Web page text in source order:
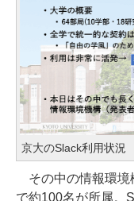
京大のSlack利用状況
その中の情報環境
で約100名が所属。